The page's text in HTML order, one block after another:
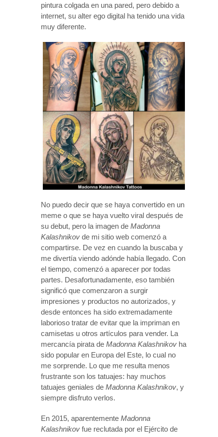
pintura colgada en una pared, pero debido a
internet, su alter ego digital ha tenido una vida
muy diferente.
No puedo decir que se haya convertido en un
meme o que se haya vuelto viral después de
su debut, pero la imagen de Madonna
Kalashnikov de mi sitio web comenzó a
compartirse. De vez en cuando la buscaba y
me divertía viendo adónde había llegado. Con
el tiempo, comenzó a aparecer por todas
partes. Desafortunadamente, eso también
significó que comenzaron a surgir
impresiones y productos no autorizados, y
desde entonces ha sido extremadamente
laborioso tratar de evitar que la impriman en
camisetas u otros artículos para vender. La
mercancía pirata de Madonna Kalashnikov ha
sido popular en Europa del Este, lo cual no
me sorprende. Lo que me resulta menos
frustrante son los tatuajes: hay muchos
tatuajes geniales de Madonna Kalashnikov, y
siempre disfruto verlos.
En 2015, aparentemente Madonna
Kalashnikov fue reclutada por el Ejército de